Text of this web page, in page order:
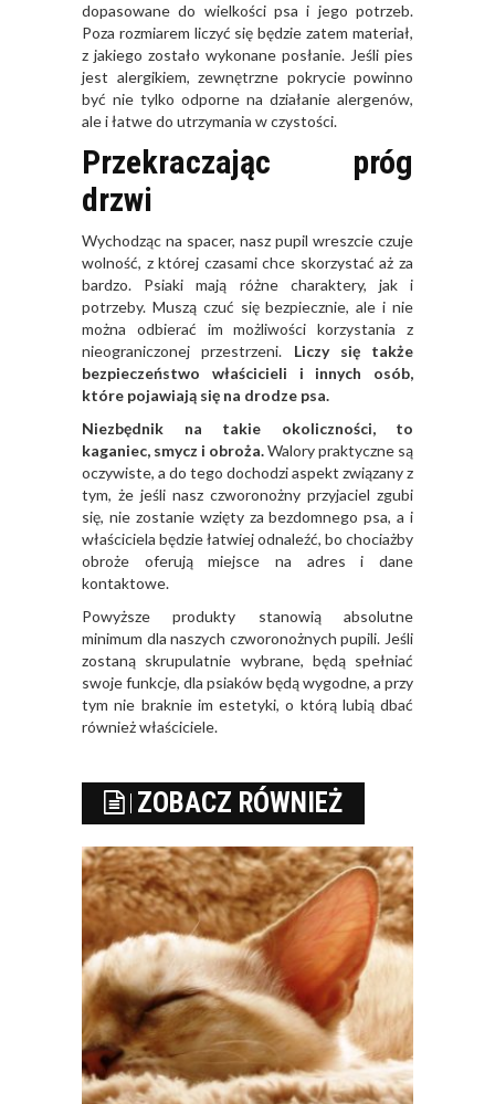
dopasowane do wielkości psa i jego potrzeb.
Poza rozmiarem liczyć się będzie zatem materiał,
z jakiego zostało wykonane posłanie. Jeśli pies
jest alergikiem, zewnętrzne pokrycie powinno
być nie tylko odporne na działanie alergenów,
ale i łatwe do utrzymania w czystości.
Przekraczając próg
drzwi
Wychodząc na spacer, nasz pupil wreszcie czuje
wolność, z której czasami chce skorzystać aż za
bardzo. Psiaki mają różne charaktery, jak i
potrzeby. Muszą czuć się bezpiecznie, ale i nie
można odbierać im możliwości korzystania z
nieograniczonej przestrzeni. Liczy się także
bezpieczeństwo właścicieli i innych osób,
które pojawiają się na drodze psa.
Niezbędnik na takie okoliczności, to
kaganiec, smycz i obroża.Walory praktyczne są
oczywiste, a do tego dochodzi aspekt związany z
tym, że jeśli nasz czworonożny przyjaciel zgubi
się, nie zostanie wzięty za bezdomnego psa, a i
właściciela będzie łatwiej odnaleźć, bo chociażby
obroże oferują miejsce na adres i dane
kontaktowe.
Powyższe produkty stanowią absolutne
minimum dla naszych czworonożnych pupili. Jeśli
zostaną skrupulatnie wybrane, będą spełniać
swoje funkcje, dla psiaków będą wygodne, a przy
tym nie braknie im estetyki, o którą lubią dbać
również właściciele.
ZOBACZ RÓWNIEŻ